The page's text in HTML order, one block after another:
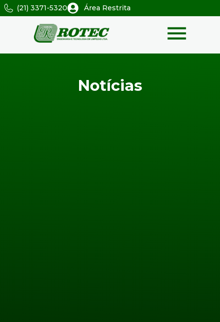
(21) 3371-5320 Área Restrita
Notícias